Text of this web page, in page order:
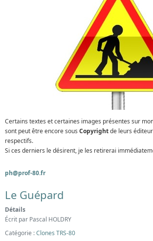
Certains textes et certaines images présentes sur
sont peut être encore sous Copyrightde leurs
respectifs.
Si ces derniers le désirent, je les retirerai
ph@prof-80.fr
Le Guépard
Détails
Écrit par Pascal HOLDRY
Catégorie :Clones TRS-80